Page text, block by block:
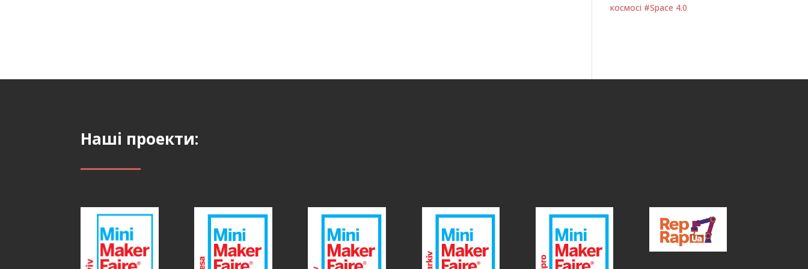
космосі #Space 4.0
Наші проекти: